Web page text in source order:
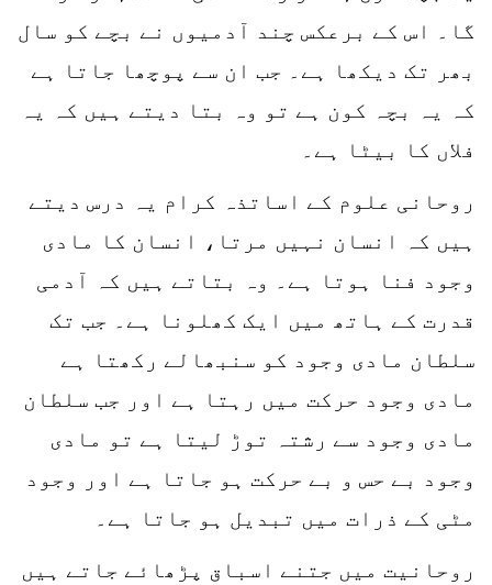
گا۔ اس کے برعکس چند آدمیوں نے بچے کو سال
بھر تک دیکھا ہے۔ جب ان سے پوچھا جاتا ہے
کہ یہ بچہ کون ہے تو وہ بتا دیتے ہیں کہ یہ
فلاں کا بیٹا ہے۔
روحانی علوم کے اساتذہ کرام یہ درس دیتے
ہیں کہ انسان نہیں مرتا، انسان کا مادی
وجود فنا ہوتا ہے۔ وہ بتاتے ہیں کہ آدمی
قدرت کے ہاتھ میں ایک کھلونا ہے۔ جب تک
سلطان مادی وجود کو سنبھالے رکھتا ہے
مادی وجود حرکت میں رہتا ہے اور جب سلطان
مادی وجود سے رشتہ توڑ لیتا ہے تو مادی
وجود بے حس و بے حرکت ہو جاتا ہے اور وجود
مٹی کے ذرات میں تبدیل ہو جاتا ہے۔
روحانیت میں جتنے اسباق پڑھائے جاتے ہیں